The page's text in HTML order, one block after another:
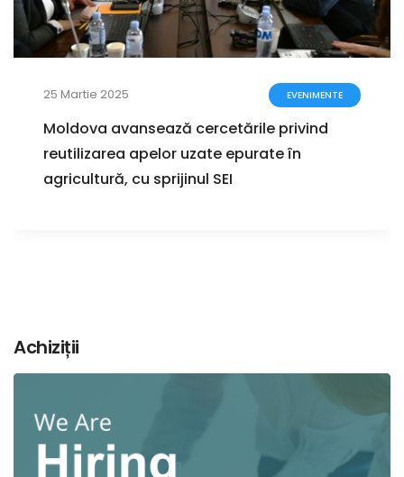
25 Martie 2025 EVENIMENTE
Moldova avansează cercetările privind
reutilizarea apelor uzate epurate în
agricultură, cu sprijinul SEI
Achiziții